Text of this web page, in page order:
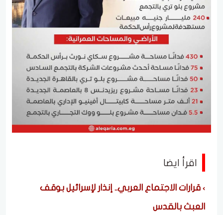
اقرأ ايضا
قرارات الاجتماع العربي.. إنذار لإسرائيل بوقف
العبث بالقدس